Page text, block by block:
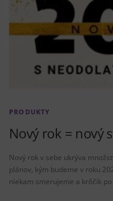
PRODUKTY
Nový rok = nový
Nový rok v sebe ukrýva
plánov, kým budeme v roku
niekam smerujeme a krôčik